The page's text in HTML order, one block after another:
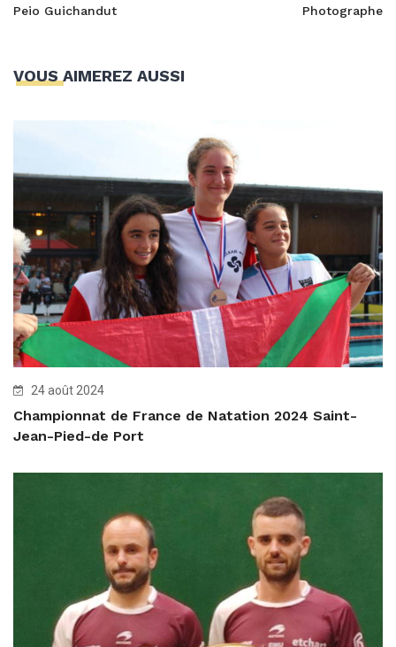
Peio Guichandut
Photographe
VOUS AIMEREZ AUSSI
24 août 2024
Championnat de France de Natation 2024 Saint-
Jean-Pied-de Port